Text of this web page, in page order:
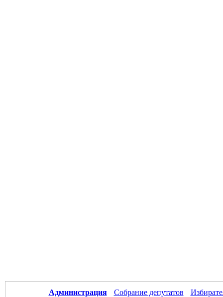
Администрация Собрание депутатов